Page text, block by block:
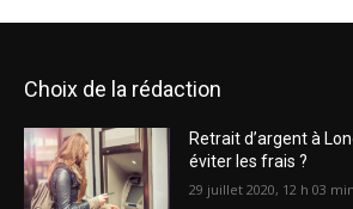
Choix de la rédaction
Retrait d’argent à
éviter les frais ?
29 juillet 2020, 12 h 03 min